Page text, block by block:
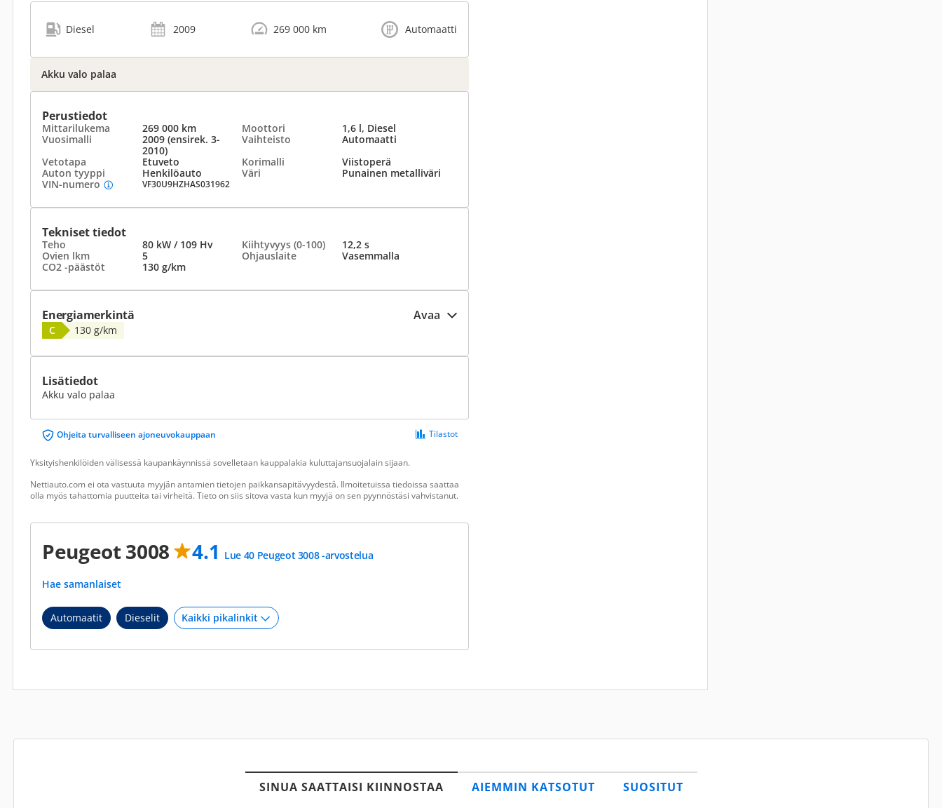
Diesel 2009 269 000 km Automaatti
Akku valo palaa
Perustiedot
Mittarilukema 269 000 km Moottori
1,6 l, Diesel
Vuosimalli
2009 (ensirek. 3-
2010)
Vaihteisto
Automaatti
Vetotapa
Etuveto Korimalli
Viistoperä
Auton tyyppi
Henkilöauto Väri
Punainen metalliväri
VIN-numero
VF30U9HZHAS031962
Tekniset tiedot
Teho 80 kW / 109 Hv Kiihtyvyys (0-100)
12,2 s
Ovien lkm
5 Ohjauslaite
Vasemmalla
CO2 -päästöt
130 g/km
Energiamerkintä Avaa
C 130 g/km
Lisätiedot
Akku valo palaa
Ohjeita turvalliseen ajoneuvokauppaan Tilastot
Yksityishenkilöiden välisessä kaupankäynnissä sovelletaan kauppalakia kuluttajansuojalain sijaan.
Nettiauto.com ei ota vastuuta myyjän antamien tietojen paikkansapitävyydestä. Ilmoitetuissa tiedoissa saattaa
olla myös tahattomia puutteita tai virheitä. Tieto on siis sitova vasta kun myyjä on sen pyynnöstäsi vahvistanut.
Peugeot 3008 4.1 Lue 40 Peugeot 3008 -arvostelua
Hae samanlaiset
Automaatit Dieselit
SINUA SAATTAISI KIINNOSTAA AIEMMIN KATSOTUT SUOSITUT